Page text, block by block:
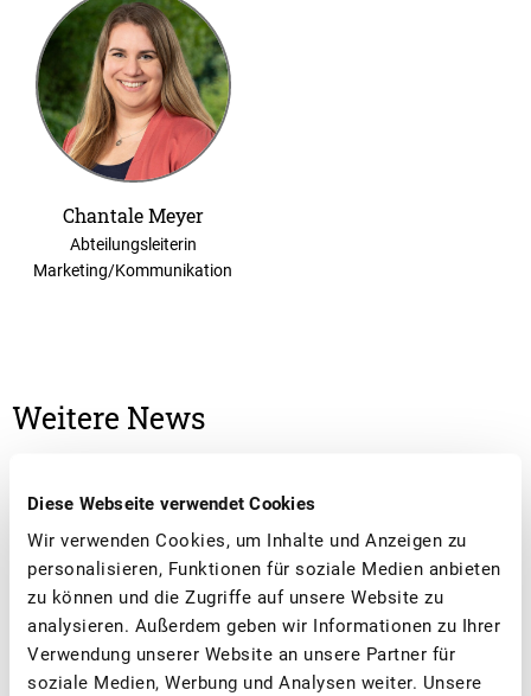
Diese Webseite verwendet Cookies
Wir verwenden Cookies, um Inhalte und Anzeigen zu
personalisieren, Funktionen für soziale Medien anbieten
zu können und die Zugriffe auf unsere Website zu
analysieren. Außerdem geben wir Informationen zu Ihrer
Verwendung unserer Website an unsere Partner für
soziale Medien, Werbung und Analysen weiter. Unsere
Chantale Meyer
Abteilungsleiterin
Marketing/Kommunikation
Weitere News